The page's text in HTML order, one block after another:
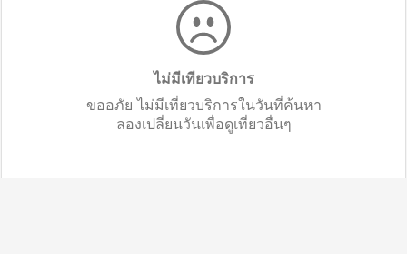
ไม่มีเทียวบริการ
ขออภัย ไม่มีเที่ยวบริการในวันที่ค้นหา
ลองเปลี่ยนวันเพื่อดูเที่ยวอื่นๆ